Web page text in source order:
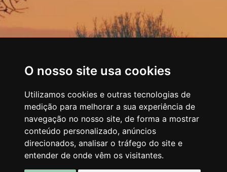
O nosso site usa cookies
Utilizamos cookies e outras tecnologias de
medição para melhorar a sua experiência de
navegação no nosso site, de forma a mostrar
conteúdo personalizado, anúncios
direcionados, analisar o tráfego do site e
entender de onde vêm os visitantes.